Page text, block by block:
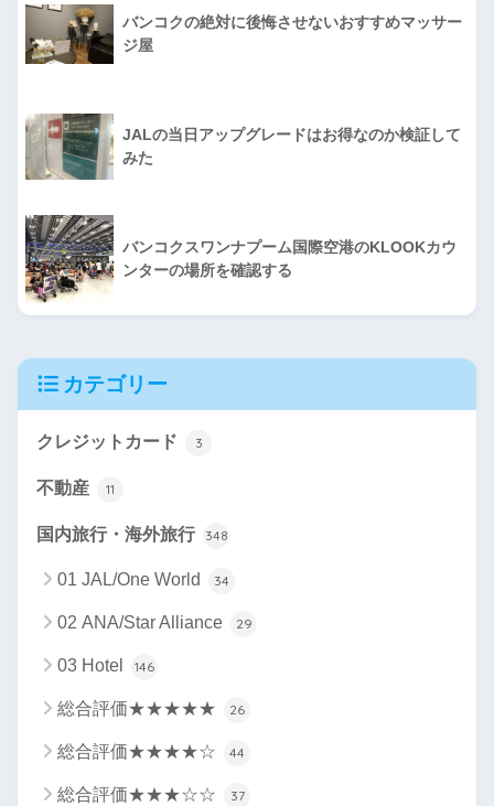
バンコクの絶対に後悔させないおすすめマッサー
ジ屋
JALの当日アップグレードはお得なのか検証して
みた
バンコクスワンナプーム国際空港のKLOOKカウ
ンターの場所を確認する
カテゴリー
クレジットカード 3
不動産 11
国内旅行・海外旅行 348
01 JAL/One World 34
02 ANA/Star Alliance 29
03 Hotel 146
総合評価★★★★★ 26
総合評価★★★★☆ 44
総合評価★★★☆☆ 37